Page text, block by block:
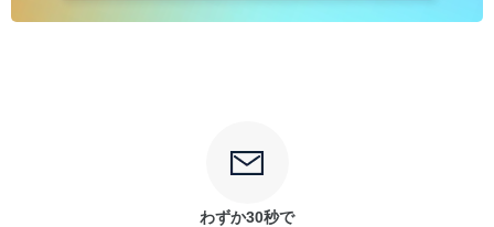
わずか30秒で